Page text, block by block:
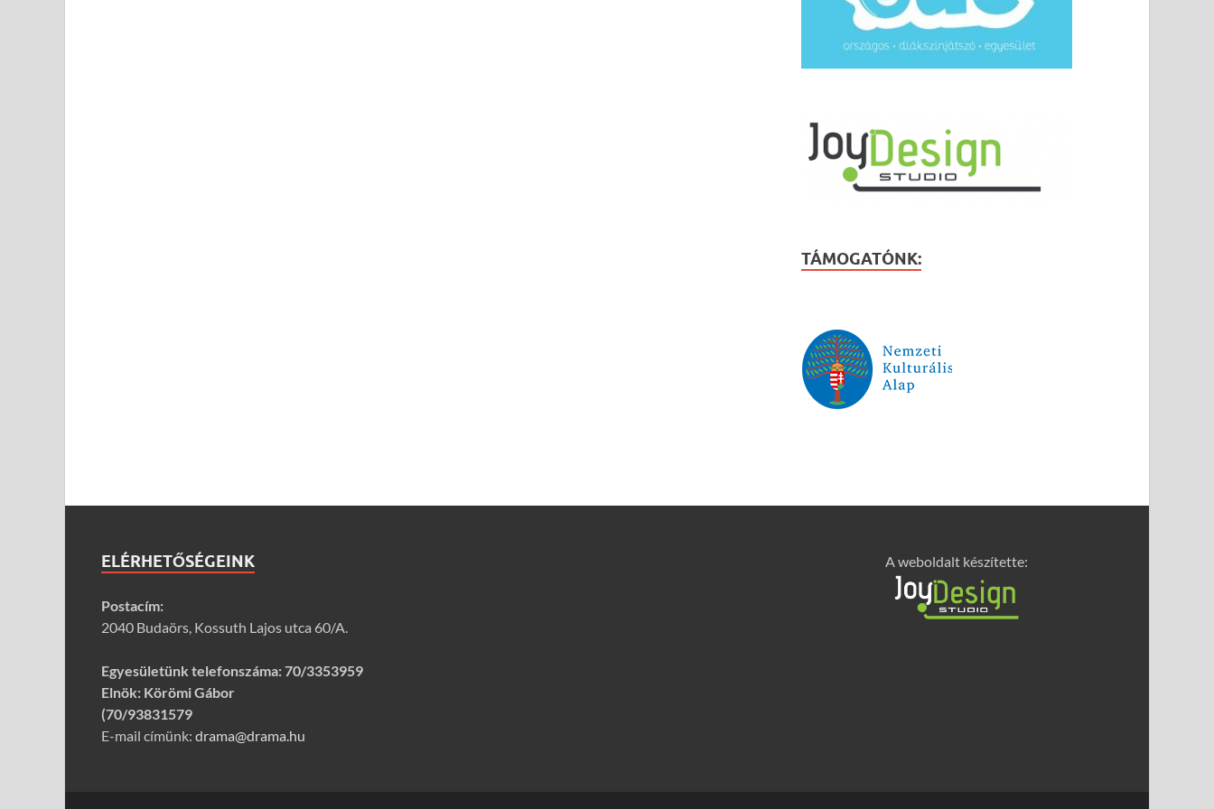
TÁMOGATÓNK:
ELÉRHETŐSÉGEINK
Postacím:
2040 Budaörs, Kossuth Lajos utca 60/A.
Egyesületünk telefonszáma:70/3353959
Elnök: Körömi Gábor
(70/93831579
E-mail címünk: drama@drama.hu
A weboldalt készítette: